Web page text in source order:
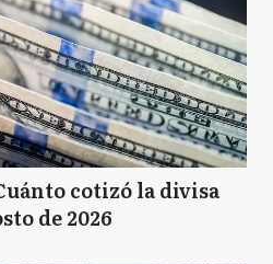
cotizó la divisa
de 2026